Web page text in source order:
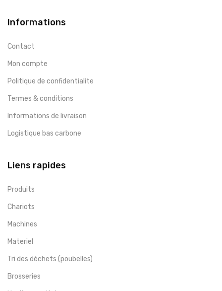
Informations
Contact
Mon compte
Politique de confidentialite
Termes & conditions
Informations de livraison
Logistique bas carbone
Liens rapides
Produits
Chariots
Machines
Materiel
Tri des déchets (poubelles)
Brosseries